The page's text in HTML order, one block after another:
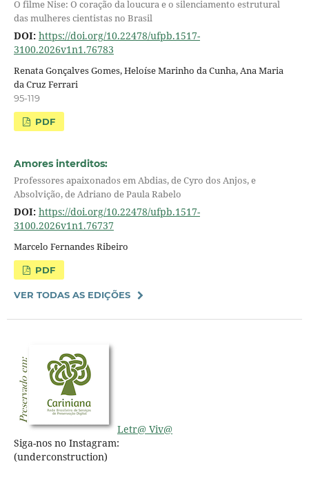
O filme Nise: O coração da loucura e o silenciamento estrutural
das mulheres cientistas no Brasil
DOI: https://doi.org/10.22478/ufpb.1517-
3100.2026v1n1.76783
Renata Gonçalves Gomes, Heloíse Marinho da Cunha, Ana Maria
da Cruz Ferrari
95-119
PDF
Amores interditos:
Professores apaixonados em Abdias, de Cyro dos Anjos, e
Absolvição, de Adriano de Paula Rabelo
DOI: https://doi.org/10.22478/ufpb.1517-
3100.2026v1n1.76737
Marcelo Fernandes Ribeiro
PDF
VER TODAS AS EDIÇÕES
Letr@ Viv@
Siga-nos no Instagram:
(underconstruction)